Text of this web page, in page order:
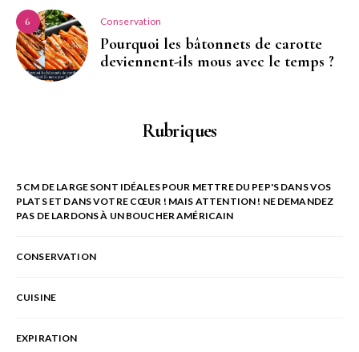
6 Conservation
Pourquoi les bâtonnets de carotte
deviennent-ils mous avec le temps ?
Rubriques
5 CM DE LARGE SONT IDÉALES POUR METTRE DU PEP'S DANS VOS
PLATS ET DANS VOTRE CŒUR ! MAIS ATTENTION ! NE DEMANDEZ
PAS DE LARDONS À UN BOUCHER AMÉRICAIN
CONSERVATION
CUISINE
EXPIRATION